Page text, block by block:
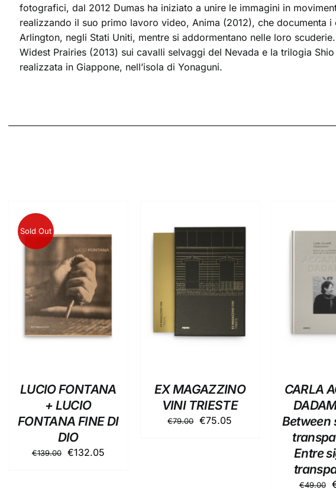
fotografici, dal 2012 Dumas ha iniziato a unire le immagini in
realizzando il suo primo lavoro video, Anima (2012), che documenta
Arlington, negli Stati Uniti, mentre si addormentano nelle loro
Widest Prairies (2013) sui cavalli selvaggi del Nevada e la trilogia
realizzata in Giappone, nell’isola di Yonaguni.
Sold Out
DETTAGLI
LUCIO FONTANA
+ LUCIO
FONTANA FINE DI
DIO
€139.00
Il
€132.05Il
AGGIUNGI AL
CARRELLO
/
EX MAGAZZINO
VINI TRIESTE
€79.00 Il
€75.05
CARLA
Between
Entre
€49.00 Il